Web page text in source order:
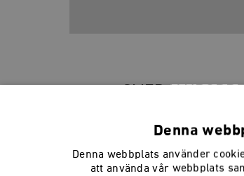
på ämnen eller
@SmedjanTimbro
Denna
Denna webbplats använder
att använda vår webbplats